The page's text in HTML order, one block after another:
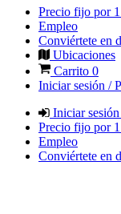
Precio fijo por
Empleo
Conviértete en
Ubicaciones
Carrito 0
Iniciar sesión /
Iniciar
Precio fijo por
Empleo
Conviértete en